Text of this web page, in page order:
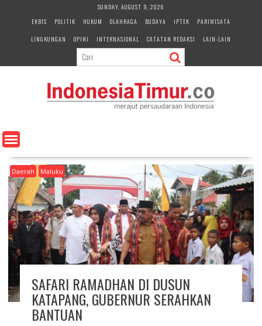
e
n
SUNDAY, AUGUST 9, 2026
EKBIS
POLITIK HUKUM OLAHRAGA BUDAYA IPTEK
PARIWISATA
LINGKUNGAN
OPINI INTERNASIONAL CATATAN REDAKSI LAIN-LAIN
Daerah Maluku
SAFARI RAMADHAN DI DUSUN
KATAPANG, GUBERNUR SERAHKAN
BANTUAN